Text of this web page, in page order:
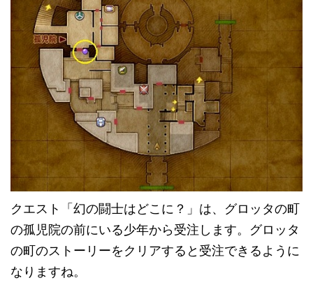
クエスト「幻の闘士はどこに？」は、グロッタの町
の孤児院の前にいる少年から受注します。グロッタ
の町のストーリーをクリアすると受注できるように
なりますね。